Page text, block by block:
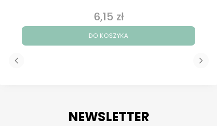
Cena
6,15 zł
DO KOSZYKA
NEWSLETTER